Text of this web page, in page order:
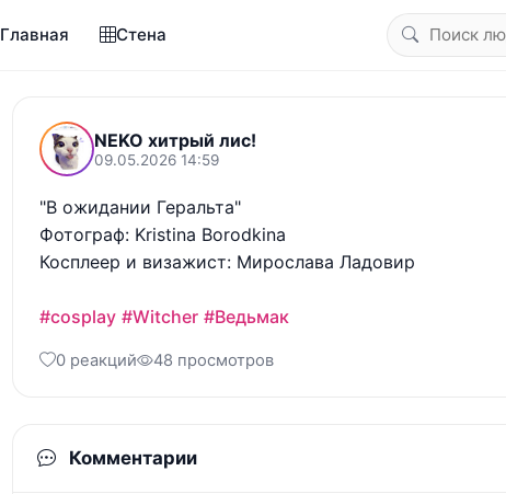
Главная Стена
NEKO хитрый лис!
09.05.2026 14:59
"В ожидании Геральта"
Фотограф: Kristina Borodkina
Косплеер и визажист: Мирослава Ладовир
#cosplay #Witcher #Ведьмак
0 реакций 48 просмотров
Комментарии